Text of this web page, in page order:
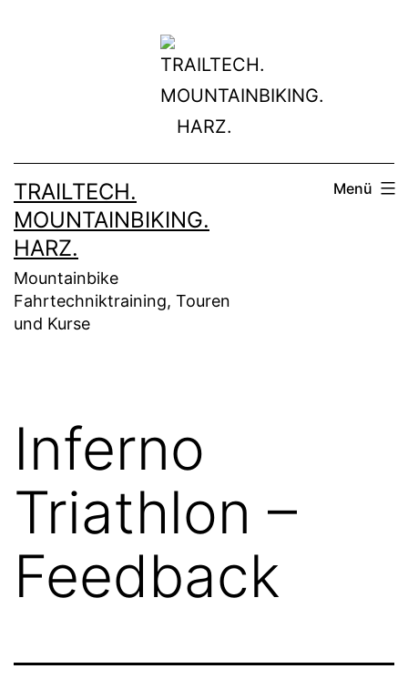
TRAILTECH.
MOUNTAINBIKING.
HARZ.
Mountainbike
Fahrtechniktraining, Touren
und Kurse
Menü
Inferno
Triathlon –
Feedback